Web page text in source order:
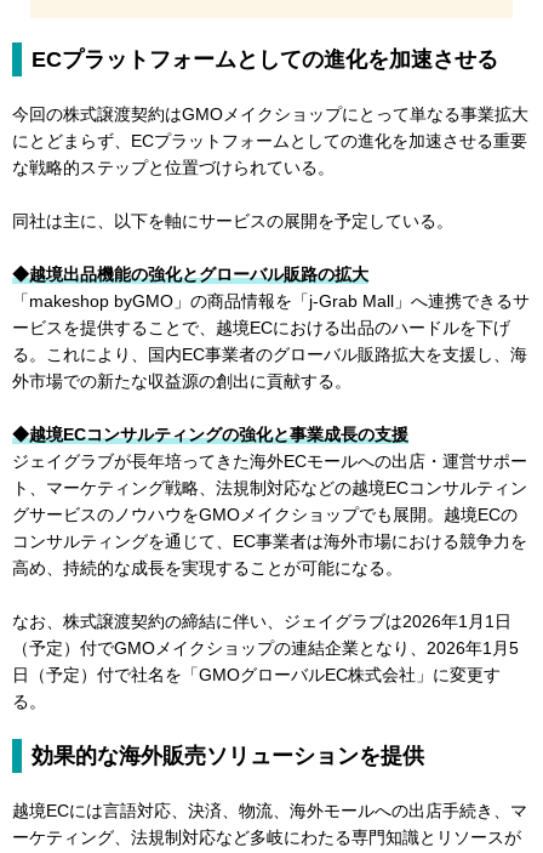
ECプラットフォームとしての進化を加速させる
今回の株式譲渡契約はGMOメイクショップにとって単なる事業拡大
にとどまらず、ECプラットフォームとしての進化を加速させる重要
な戦略的ステップと位置づけられている。
同社は主に、以下を軸にサービスの展開を予定している。
◆越境出品機能の強化とグローバル販路の拡大
「makeshop byGMO」の商品情報を「j-Grab Mall」へ連携できるサ
ービスを提供することで、越境ECにおける出品のハードルを下げ
る。これにより、国内EC事業者のグローバル販路拡大を支援し、海
外市場での新たな収益源の創出に貢献する。
◆越境ECコンサルティングの強化と事業成長の支援
ジェイグラブが長年培ってきた海外ECモールへの出店・運営サポー
ト、マーケティング戦略、法規制対応などの越境ECコンサルティン
グサービスのノウハウをGMOメイクショップでも展開。越境ECの
コンサルティングを通じて、EC事業者は海外市場における競争力を
高め、持続的な成長を実現することが可能になる。
なお、株式譲渡契約の締結に伴い、ジェイグラブは2026年1月1日
（予定）付でGMOメイクショップの連結企業となり、2026年1月5
日（予定）付で社名を「GMOグローバルEC株式会社」に変更す
る。
効果的な海外販売ソリューションを提供
越境ECには言語対応、決済、物流、海外モールへの出店手続き、マ
ーケティング、法規制対応など多岐にわたる専門知識とリソースが